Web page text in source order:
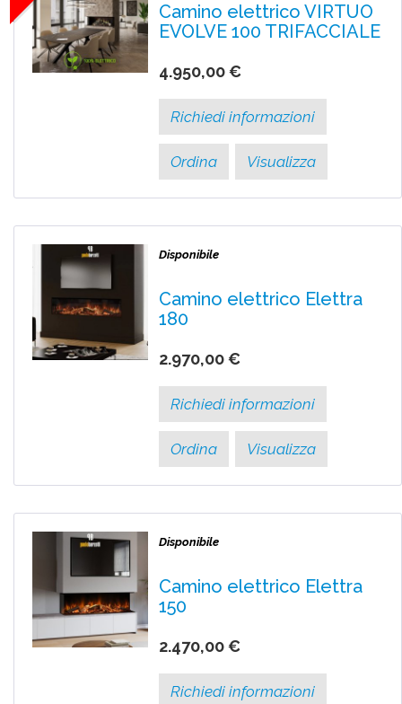
Camino elettrico VIRTUO
EVOLVE 100 TRIFACCIALE
4.950,00 €
Richiedi informazioni
Ordina Visualizza
Disponibile
Camino elettrico Elettra
180
2.970,00 €
Richiedi informazioni
Ordina Visualizza
Disponibile
Camino elettrico Elettra
150
2.470,00 €
Richiedi informazioni